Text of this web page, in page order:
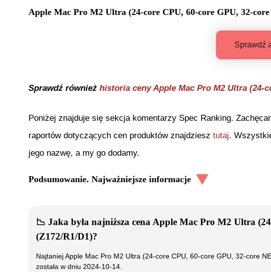
Apple Mac Pro M2 Ultra (24-core CPU, 60-core GPU, 32-
Sprawdź
Sprawdź również historia cenyApple Mac Pro M2 Ultra (24-
Poniżej znajduje się sekcja komentarzy Spec Ranking.
raportów dotyczących cen produktów znajdziesz tutaj.
jego nazwę, a my go dodamy.
Podsumowanie. Najważniejsze informacje
📉 Jaka była najniższa cena Apple Mac Pro M2 Ultra
(Z172/R1/D1)?
NajtaniejApple Mac Pro M2 Ultra (24-core CPU, 60-core GPU, 32-core
została w dniu 2024-10-14.